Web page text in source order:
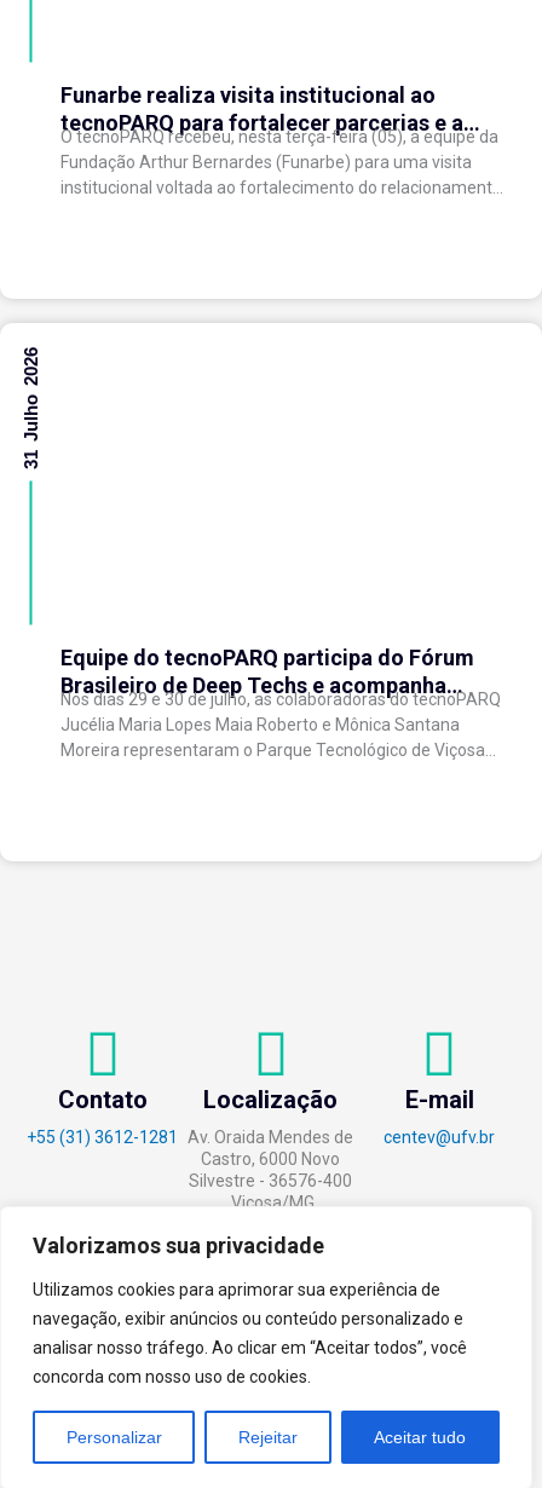
Valorizamos sua privacidade
Utilizamos cookies para aprimorar sua experiência de
navegação, exibir anúncios ou conteúdo personalizado e
analisar nosso tráfego. Ao clicar em “Aceitar todos”, você
concorda com nosso uso de cookies.
Personalizar Rejeitar Aceitar tudo
Funarbe realiza visita institucional ao
tecnoPARQ para fortalecer parcerias e a
gestão da inovação
O tecnoPARQ recebeu, nesta terça-feira (05), a equipe da
Fundação Arthur Bernardes (Funarbe) para uma visita
institucional voltada ao fortalecimento do relacionamento
Equipe do tecnoPARQ participa do Fórum
Brasileiro de Deep Techs e acompanha
debates sobre políticas para inovação
científica
Nos dias 29 e 30 de julho, as colaboradoras do tecnoPARQ
Jucélia Maria Lopes Maia Roberto e Mônica Santana
Moreira representaram o Parque Tecnológico de Viçosa
31 Julho 2026
Contato
+55 (31) 3612-1281
Localização
Av. Oraida Mendes de
Castro, 6000 Novo
Silvestre - 36576-400
, Viçosa/MG.
E-mail
centev@ufv.br
tecnoPARQ © 2021 porDigital
Pixel